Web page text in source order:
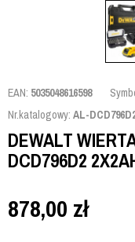
EAN: 5035048616598
Nr.katalogowy: AL-
DEWALT
DCD796D2
878,00 zł